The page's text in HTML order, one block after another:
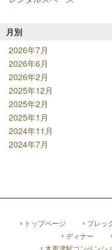
月別
2026年7月
2026年6月
2026年2月
2025年12月
2025年2月
2025年1月
2024年11月
2024年7月
トップページ ブレッ
ディナー